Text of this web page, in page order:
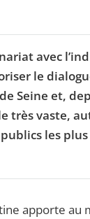
avec
le
Seine et,
très vaste,
les
apporte au